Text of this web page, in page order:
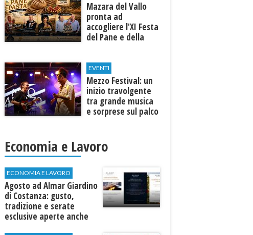
Mazara del Vallo
pronta ad
accogliere l'XI Festa
del Pane e della
EVENTI
Mezzo Festival: un
inizio travolgente
tra grande musica
e sorprese sul palco
Economia e Lavoro
ECONOMIA E LAVORO
Agosto ad Almar Giardino
di Costanza: gusto,
tradizione e serate
esclusive aperte anche